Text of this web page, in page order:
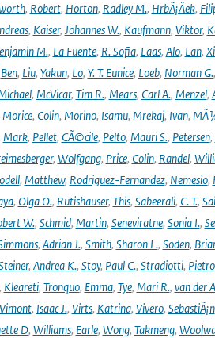
, Robert, Horton, Radley M., HrbÃ¡Äek,
, Kaiser, Johannes W., Kaufmann, Viktor,
M., La Fuente, R. Sofia, Laas, Alo, Lan,
Ben, Liu, Yakun, Lo, Y. T. Eunice, Loeb, Norman G.,
, McVicar, Tim R., Mears, Carl A., Menzel,
Morice, Colin, Morino, Isamu, Mrekaj, Ivan,
Mark, Pellet, CÃ©cile, Pelto, Mauri S., Petersen,
, Wolfgang, Price, Colin, Randel,
, Matthew, Rodriguez-Fernandez, Nemesio,
, Olga O., Rutishauser, This, Sabeerali, C. T.,
W., Schmid, Martin, Seneviratne, Sonia I.,
, Adrian J., Smith, Sharon L., Soden,
, Andrea K., Stoy, Paul C., Stradiotti, Pietro
Kleareti, Tronquo, Emma, Tye, Mari R., van der A
Vimont, Isaac J., Virts, Katrina, Vivero, SebastiÃ¡n
D, Williams, Earle, Wong, Takmeng,